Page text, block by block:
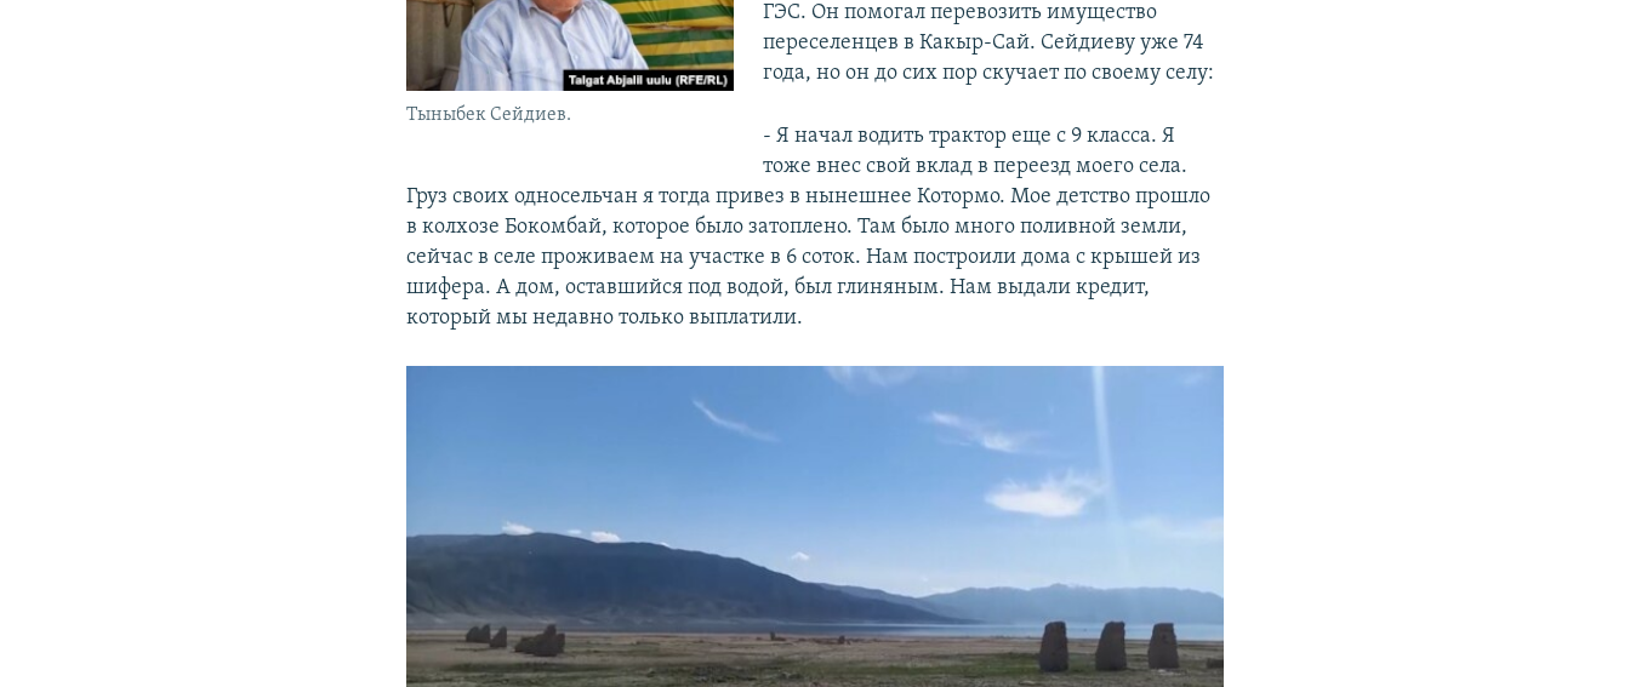
Тыныбек Сейдиев.
ГЭС. Он помогал перевозить имущество
переселенцев в Какыр-Сай. Сейдиеву уже 74
года, но он до сих пор скучает по своему селу:
- Я начал водить трактор еще с 9 класса. Я
тоже внес свой вклад в переезд моего села.
Груз своих односельчан я тогда привез в нынешнее Котормо. Мое детство прошло
в колхозе Бокомбай, которое было затоплено. Там было много поливной земли,
сейчас в селе проживаем на участке в 6 соток. Нам построили дома с крышей из
шифера. А дом, оставшийся под водой, был глиняным. Нам выдали кредит,
который мы недавно только выплатили.